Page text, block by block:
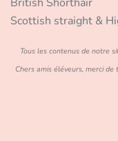
Scottish straight &
Tous les contenus de notre
Chers amis éléveurs, merci